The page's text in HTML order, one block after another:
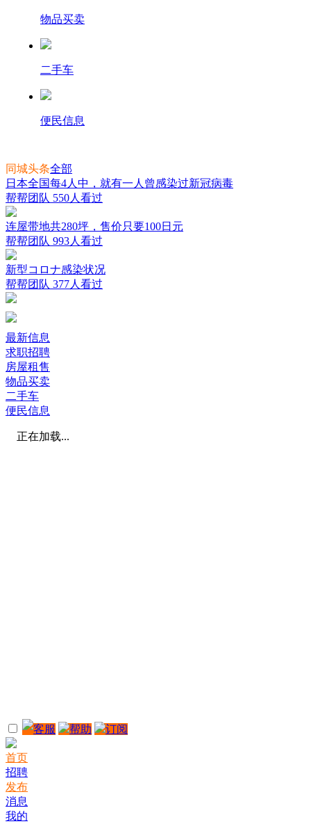
物品买卖
二手车
便民信息
同城头条全部
日本全国每4人中，就有一人曾感染过新冠病毒
帮帮团队 550人看过
连屋带地共280坪，售价只要100日元
帮帮团队 993人看过
新型コロナ感染状况
帮帮团队 377人看过
最新信息
求职招聘
房屋租售
物品买卖
二手车
便民信息
正在加载...
客服 帮助 订阅
首页
招聘
发布
消息
我的